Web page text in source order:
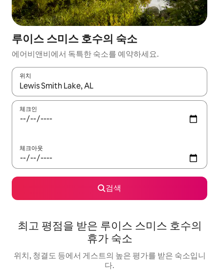
루이스 스미스 호수의 숙소
에어비앤비에서 독특한 숙소를 예약하세요.
위치
결과가 나오면 위·아래 화살표 키를 사용하거나 터치 또는 스와이
체크인
체크아웃
검색
최고 평점을 받은 루이스 스미스 호수의
휴가 숙소
위치, 청결도 등에서 게스트의 높은 평가를 받은 숙소입니
다.